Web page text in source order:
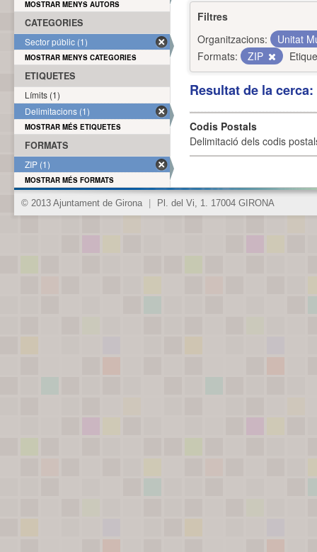
Filtres
Organitzacions:
Unitat
Formats:
ZIP
Resultat de la
Codis Postals
Delimitació dels codis
MOSTRAR MENYS AUTORS
CATEGORIES
Sector públic (1)
MOSTRAR MENYS CATEGORIES
ETIQUETES
Límits (1)
Delimitacions (1)
MOSTRAR MÉS ETIQUETES
FORMATS
ZIP (1)
MOSTRAR MÉS FORMATS
© 2013 Ajuntament de Girona Pl. del Vi, 1. 17004 GIRONA